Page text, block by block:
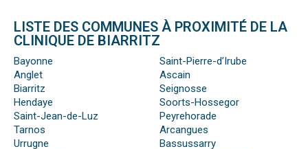
LISTE DES COMMUNES À PROXIMITÉ DE LA
CLINIQUE DE BIARRITZ
Bayonne
Anglet
Biarritz
Hendaye
Saint-Jean-de-Luz
Tarnos
Urrugne
Saint-Pierre-d’Irube
Ascain
Seignosse
Soorts-Hossegor
Peyrehorade
Arcangues
Bassussarry